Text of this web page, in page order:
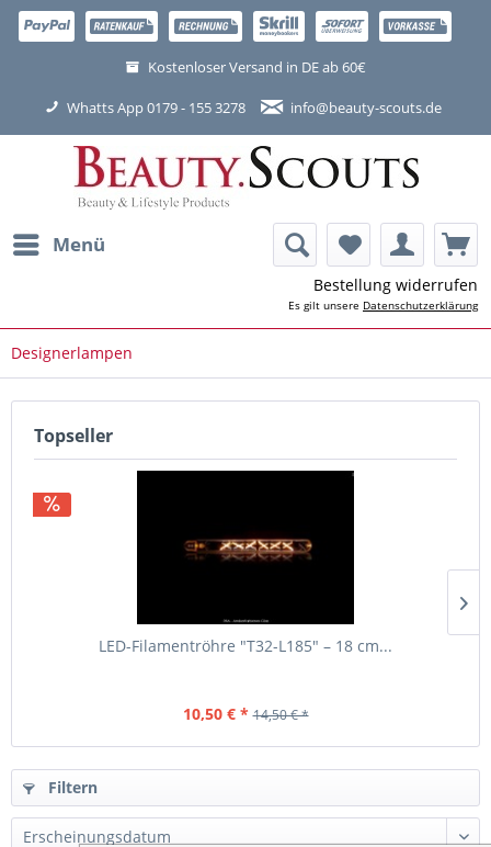
Kostenloser Versand in DE ab 60€
Whatts App 0179 - 155 3278 info@beauty-scouts.de
Menü
Bestellung widerrufen
Es gilt unsere Datenschutzerklärung
Designerlampen
Topseller
LED-Filamentröhre "T32-L185" – 18 cm...
10,50 € * 14,50 € *
Filtern